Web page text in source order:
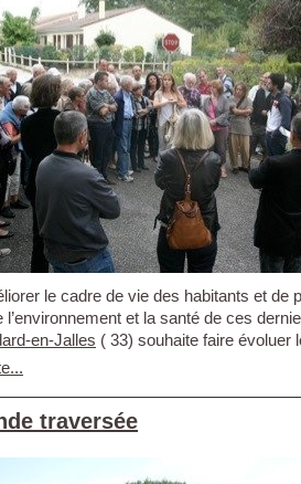
le cadre de vie des habitants et de
l’environnement et la santé de ces
en-Jalles ( 33) souhaite faire évoluer
traversée